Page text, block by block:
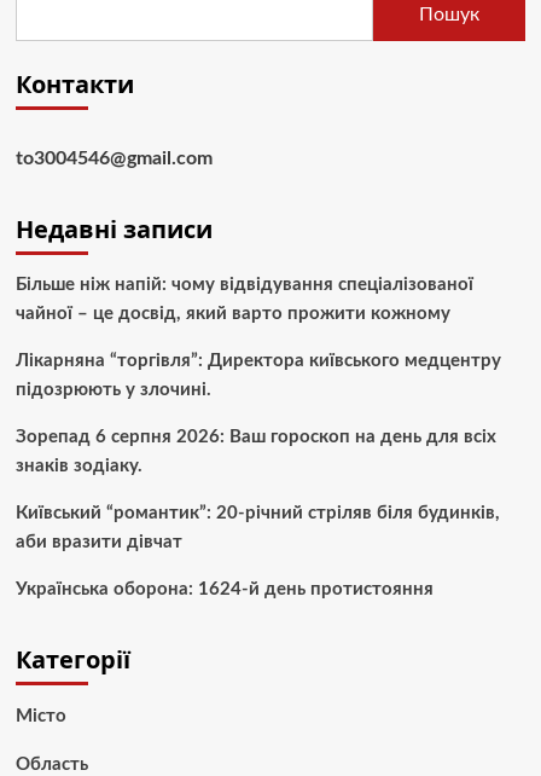
Пошук
Контакти
to3004546@gmail.com
Недавні записи
Більше ніж напій: чому відвідування спеціалізованої
чайної – це досвід, який варто прожити кожному
Лікарняна “торгівля”: Директора київського медцентру
підозрюють у злочині.
Зорепад 6 серпня 2026: Ваш гороскоп на день для всіх
знаків зодіаку.
Київський “романтик”: 20-річний стріляв біля будинків,
аби вразити дівчат
Українська оборона: 1624-й день протистояння
Категорії
Місто
Область